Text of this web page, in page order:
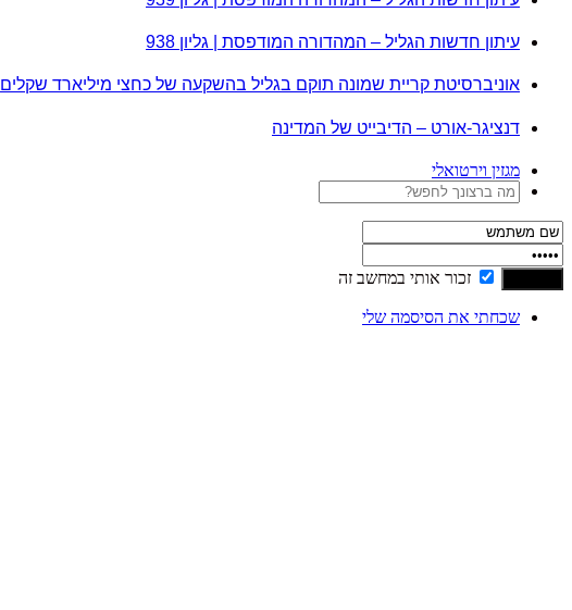
עיתון חדשות הגליל – המהדורה המודפסת | גליון 938
אוניברסיטת קריית שמונה תוקם בגליל בהשקעה של כחצי מיליארד שקלים
דנציגר-אורט – הדיבייט של המדינה
מגזין וירטואלי
זכור אותי במחשב זה
שכחתי את הסיסמה שלי